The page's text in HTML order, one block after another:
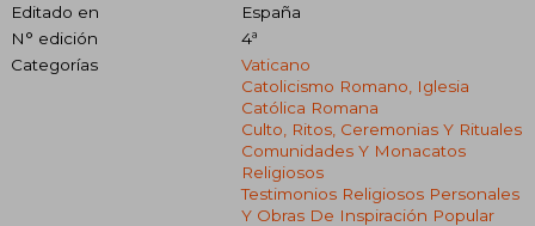
Editado en
España
N° edición
4ª
Categorías
Vaticano
Catolicismo Romano, Iglesia
Católica Romana
Culto, Ritos, Ceremonias Y Rituales
Comunidades Y Monacatos
Religiosos
Testimonios Religiosos Personales
Y Obras De Inspiración Popular